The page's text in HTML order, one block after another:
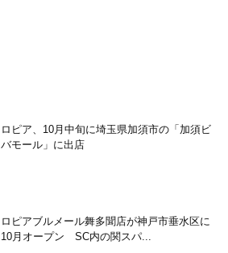
ロピア、10月中旬に埼玉県加須市の「加須ビ
バモール」に出店
ロピアブルメール舞多聞店が神戸市垂水区に
10月オープン SC内の関スパ...